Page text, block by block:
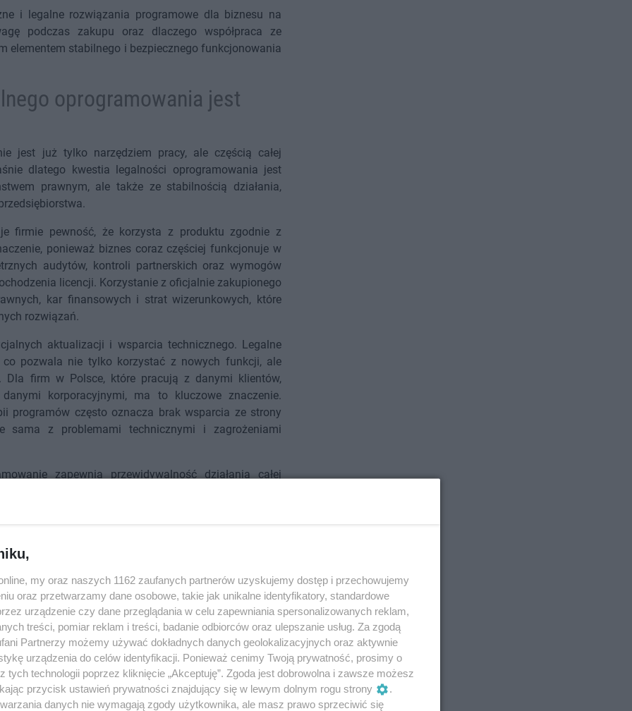
i legalne rozwiązania programowe dla biznesu na
podczas zakupu oraz dlaczego współpraca ze
elementem stabilnego i bezpiecznego funkcjonowania
oprogramowania jest
jest już tylko narzędziem pracy, ale częścią całej
dlatego kwestia legalności oprogramowania jest
prawnym, ale także ze stabilnością działania,
firmie pewność, że korzysta z produktu zgodnie z
ponieważ biznes coraz częściej funkcjonuje w
audytów, kontroli partnerskich oraz wymogów
licencji. Korzystanie z oficjalnie zakupionego
kar finansowych i strat wizerunkowych, które
rozwiązań.
aktualizacji i wsparcia technicznego. Legalne
co pozwala nie tylko korzystać z nowych funkcji, ale
Dla firm w Polsce, które pracują z danymi klientów,
korporacyjnymi, ma to kluczowe znaczenie.
programów często oznacza brak wsparcia ze strony
sama z problemami technicznymi i zagrożeniami
zapewnia przewidywalność działania całej
warunki użytkowania, zgodność z deklarowanymi
firmy. Jest to szczególnie istotne dla małych i
i nie mogą sobie pozwolić na przestoje związane
wątpliwych licencji.
Dla partnerów, klientów i inwestorów korzystanie z
podejścia do prowadzenia biznesu. Firma,
narzędzia cyfrowe, budzi większe zaufanie niż
dla bezpieczeństwa i stabilności procesów.
ani wyłącznie kwestią przestrzegania zasad. To
działalności biznesowej. Dlatego przy wyborze
się nie tylko ceną, ale również wiarygodnością
pochodzeniem rozwiązań.
my oraz naszych 1162 zaufanych partnerów uzyskujemy dostęp i przechowujemy
oraz przetwarzamy dane osobowe, takie jak unikalne identyfikatory, standardowe
urządzenie czy dane przeglądania w celu zapewniania spersonalizowanych reklam,
treści, pomiar reklam i treści, badanie odbiorców oraz ulepszanie usług. Za zgodą
Partnerzy możemy używać dokładnych danych geolokalizacyjnych oraz aktywnie
urządzenia do celów identyfikacji. Ponieważ cenimy Twoją prywatność, prosimy o
tych technologii poprzez kliknięcie „Akceptuję”. Zgoda jest dobrowolna i zawsze możesz
przycisk ustawień prywatności znajdujący się w lewym dolnym rogu strony
.
danych nie wymagają zgody użytkownika, ale masz prawo sprzeciwić się